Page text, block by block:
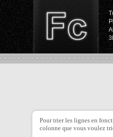
Pour trier les lignes en
colonne que vous voulez